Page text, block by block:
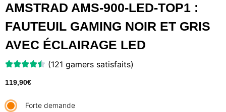
AMSTRAD AMS-900-LED-TOP1 :
FAUTEUIL GAMING NOIR ET GRIS
AVEC ÉCLAIRAGE LED
(121 gamers satisfaits)
119,90€
Forte demande